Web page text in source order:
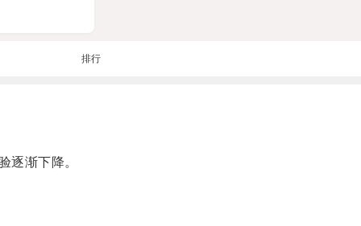
排行
渐下降。